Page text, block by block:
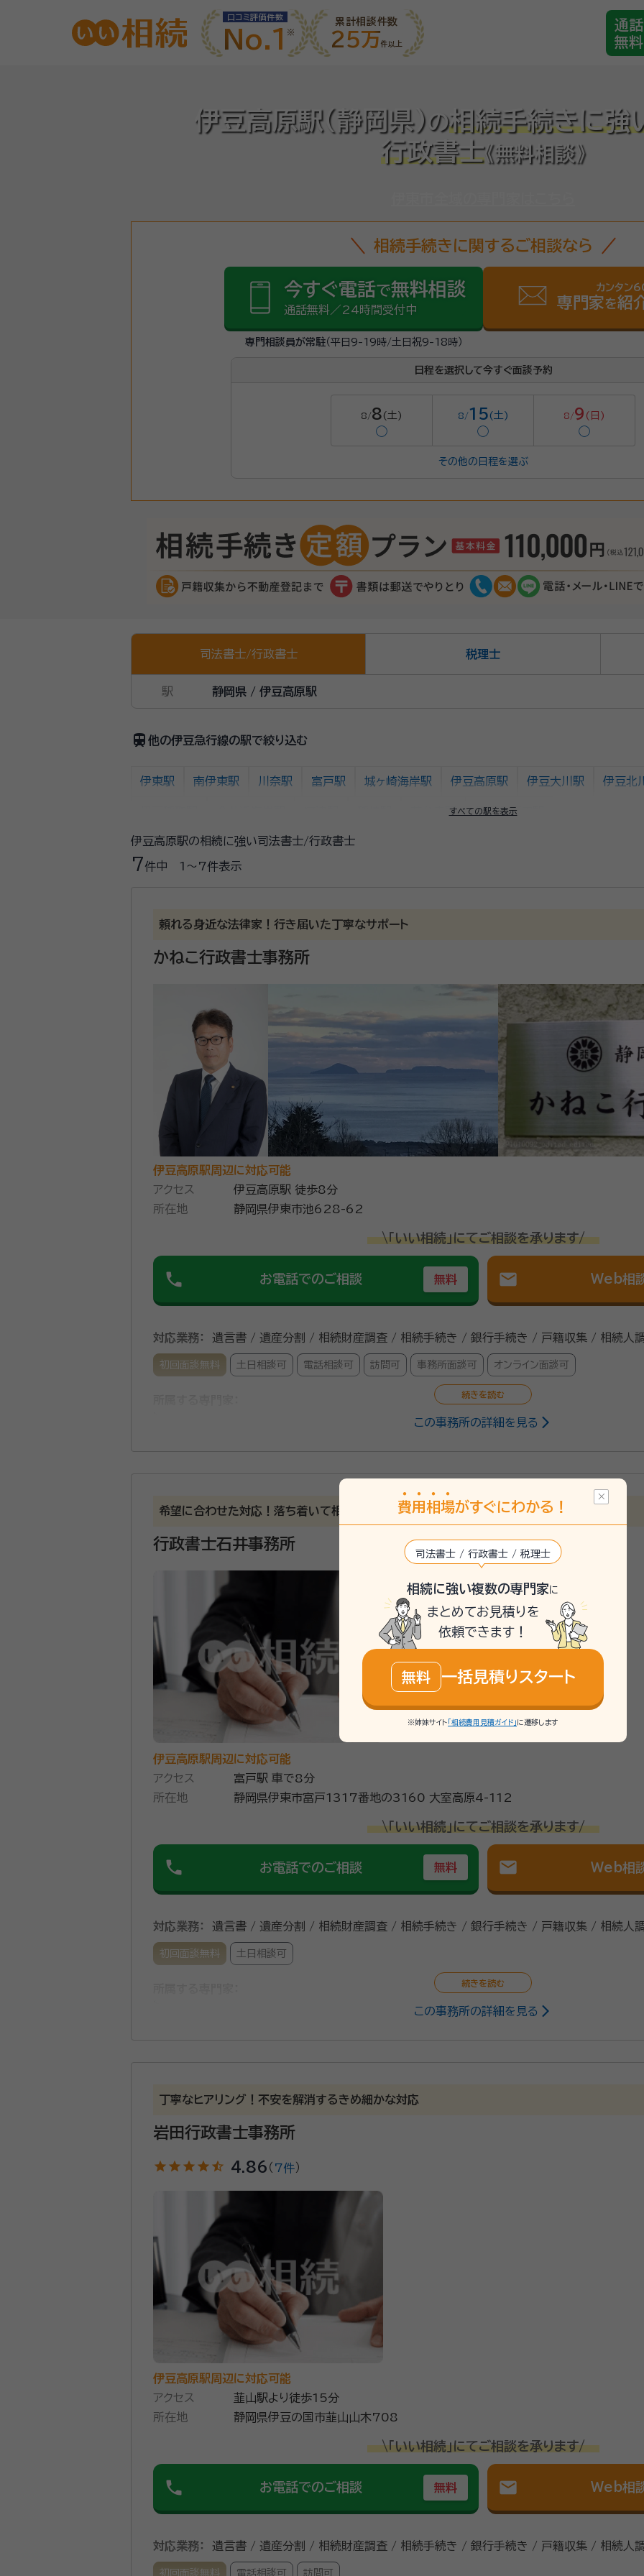
口コミ評価件数
No.1
累計相談件数
25万件以上
通話
無料
伊豆高原駅(静岡県) の相続手続きに強
行政書士《無料相談》
相続手続きに関するご相談なら
今すぐ電話で無料相談
通話無料／24時間受付中
専門相談員が常駐（平日9-19時/土日祝9-18時）
カンタン
専門家を紹
日程を選択して今すぐ面談予約
8/8 (土)
◯
8/15(土)
◯
8/9 (日)
◯
その他の日程を選ぶ
司法書士/行政書士 税理士
駅 静岡県 / 伊豆高原駅
train 他の伊豆急行線の駅で絞り込む
すべての駅を表示
伊東駅 南伊東駅 川奈駅 富戸駅 城ヶ崎海岸駅 伊豆高原駅 伊豆大川駅 伊豆北
蓮台寺駅 伊豆急下田駅
伊豆高原駅の相続に強い司法書士/行政書士
7件中 1〜7件表示
頼れる身近な法律家！行き届いた丁寧なサポート
かねこ行政書士事務所
伊豆高原駅周辺に対応可能
アクセス
伊豆高原駅 徒歩8分
所在地
静岡県伊東市池628-62
\「いい相続」にてご相談を承ります/
phone お電話でのご相談 無料 mail Web相
対応業務： 遺言書 / 遺産分割 / 相続財産調査 / 相続手続き / 銀行手続き / 戸籍収集 / 相続人
初回面談無料 土日相談可 電話相談可 訪問可 事務所面談可 オンライン面談可
行政書士・FP技能士2級
など、ご依頼者様の状況を親身に分析して、最適のプランをご提案致します。 エンディングノー
談やお手伝いを承ります。 迅速で丁寧な対応を旨とし、ご依頼者様に寄り添ったお手伝いを、力
資格等：行政書士・FP技能士2級
静岡県行政書士会
この事務所の詳細を見る
希望に合わせた対応！落ち着いて相談できる事務所
行政書士石井事務所
伊豆高原駅周辺に対応可能
アクセス
富戸駅 車で8分
所在地
静岡県伊東市富戸1317番地の3160 大室高原4-112
\「いい相続」にてご相談を承ります/
phone お電話でのご相談 無料 mail Web相
対応業務： 遺言書 / 遺産分割 / 相続財産調査 / 相続手続き / 銀行手続き / 戸籍収集 / 相続人
初回面談無料 土日相談可
など、さまざまな希望に応じた相談対応が可能です。また、どこへ相談すればいいかわからない
この事務所の詳細を見る
丁寧なヒアリング！不安を解消するきめ細かな対応
岩田行政書士事務所
star star star star star_half 4.86 （ 7件）
伊豆高原駅周辺に対応可能
アクセス
韮山駅より徒歩15分
所在地
静岡県伊豆の国市韮山山木708
\「いい相続」にてご相談を承ります/
phone お電話でのご相談 無料 mail Web相
対応業務： 遺言書 / 遺産分割 / 相続財産調査 / 相続手続き / 銀行手続き / 戸籍収集 / 相続人
初回面談無料 電話相談可 訪問可
費用 相場がすぐにわかる！
司法書士 / 行政書士 / 税理士
相続に強い複数の専門家に
まとめてお見積りを
依頼できます！
無料 一括見積りスタート
※姉妹サイト 「相続費用見積ガイド」 に遷移します